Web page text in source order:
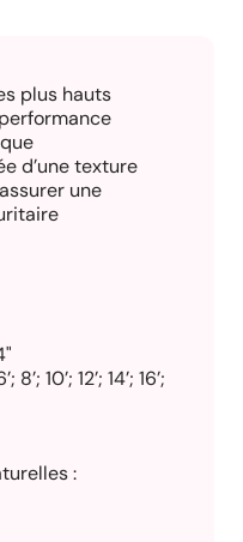
plus hauts
d’une texture
une
10’; 12’; 14’; 16’;
: